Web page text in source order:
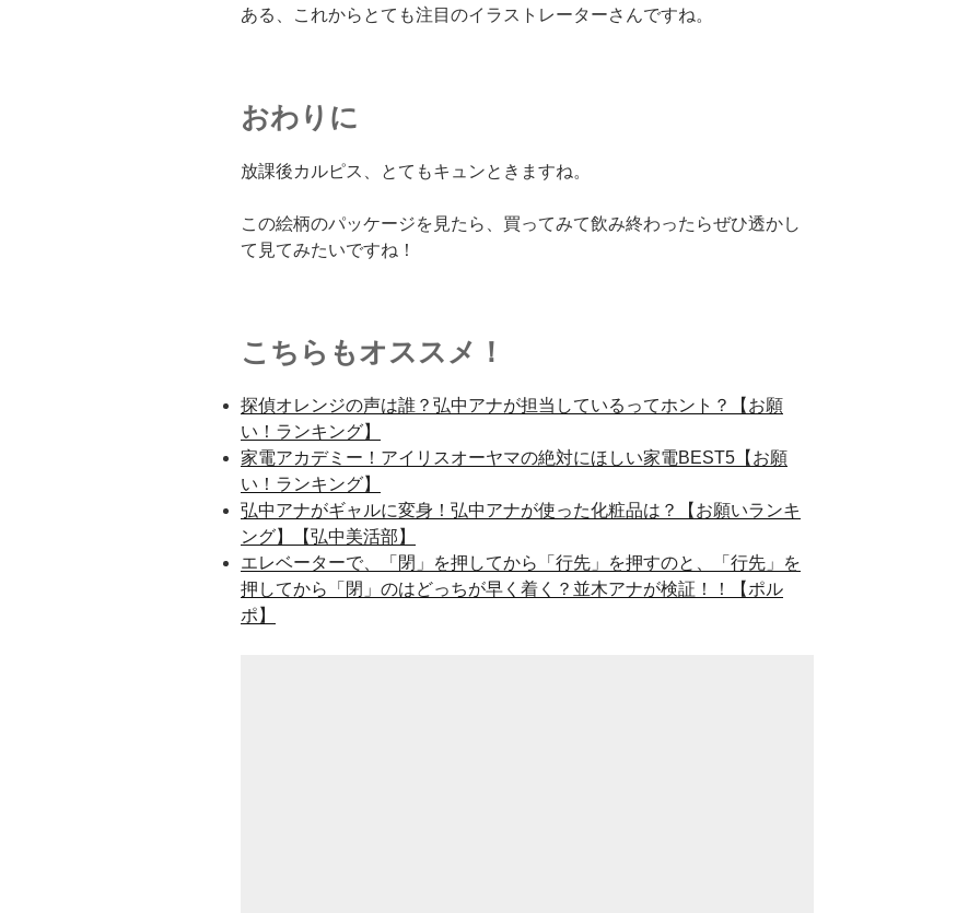
ある、これからとても注目のイラストレーターさんですね。
おわりに
放課後カルピス、とてもキュンときますね。
この絵柄のパッケージを見たら、買ってみて飲み終わったらぜひ透かし
て見てみたいですね！
こちらもオススメ！
探偵オレンジの声は誰？弘中アナが担当しているってホント？【お願
い！ランキング】
家電アカデミー！アイリスオーヤマの絶対にほしい家電BEST5【お願
い！ランキング】
弘中アナがギャルに変身！弘中アナが使った化粧品は？【お願いランキ
ング】【弘中美活部】
エレベーターで、「閉」を押してから「行先」を押すのと、「行先」を
押してから「閉」のはどっちが早く着く？並木アナが検証！！【ポル
ポ】